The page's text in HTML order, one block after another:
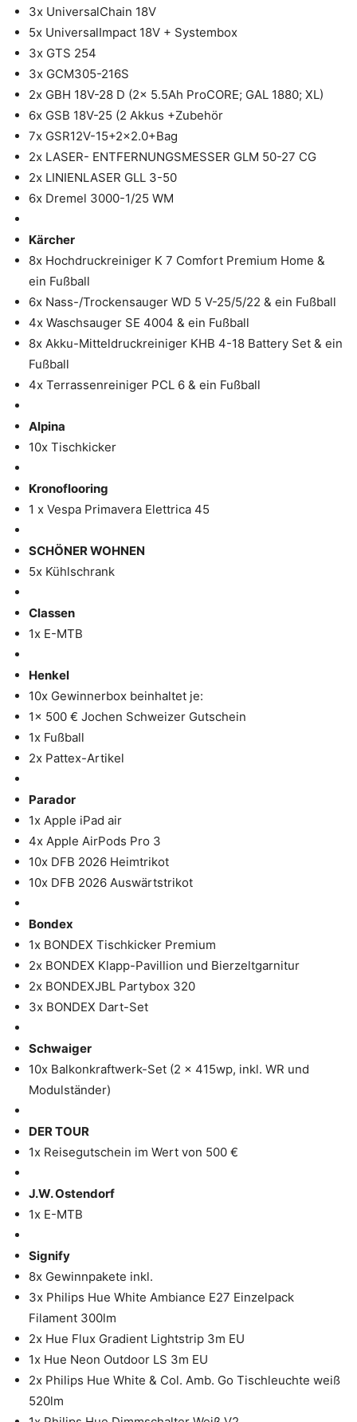
3x UniversalChain 18V
5x UniversalImpact 18V + Systembox
3x GTS 254
3x GCM305-216S
2x GBH 18V-28 D (2x 5.5Ah ProCORE; GAL 1880; XL)
6x GSB 18V-25 (2 Akkus +Zubehör
7x GSR12V-15+2×2.0+Bag
2x LASER- ENTFERNUNGSMESSER GLM 50-27 CG
2x LINIENLASER GLL 3-50
6x Dremel 3000-1/25 WM
Kärcher
8x Hochdruckreiniger K 7 Comfort Premium Home &
ein Fußball
6x Nass-/Trockensauger WD 5 V-25/5/22 & ein Fußball
4x Waschsauger SE 4004 & ein Fußball
8x Akku-Mitteldruckreiniger KHB 4-18 Battery Set & ein
Fußball
4x Terrassenreiniger PCL 6 & ein Fußball
Alpina
10x Tischkicker
Kronoflooring
1 x Vespa Primavera Elettrica 45
SCHÖNER WOHNEN
5x Kühlschrank
Classen
1x E-MTB
Henkel
10x Gewinnerbox beinhaltet je:
1x 500 € Jochen Schweizer Gutschein
1x Fußball
2x Pattex-Artikel
Parador
1x Apple iPad air
4x Apple AirPods Pro 3
10x DFB 2026 Heimtrikot
10x DFB 2026 Auswärtstrikot
Bondex
1x BONDEX Tischkicker Premium
2x BONDEX Klapp-Pavillion und Bierzeltgarnitur
2x BONDEXJBL Partybox 320
3x BONDEX Dart-Set
Schwaiger
10x Balkonkraftwerk-Set (2 x 415wp, inkl. WR und
Modulständer)
DER TOUR
1x Reisegutschein im Wert von 500 €
J.W. Ostendorf
1x E-MTB
Signify
8x Gewinnpakete inkl.
3x Philips Hue White Ambiance E27 Einzelpack
Filament 300lm
2x Hue Flux Gradient Lightstrip 3m EU
1x Hue Neon Outdoor LS 3m EU
2x Philips Hue White & Col. Amb. Go Tischleuchte weiß
520lm